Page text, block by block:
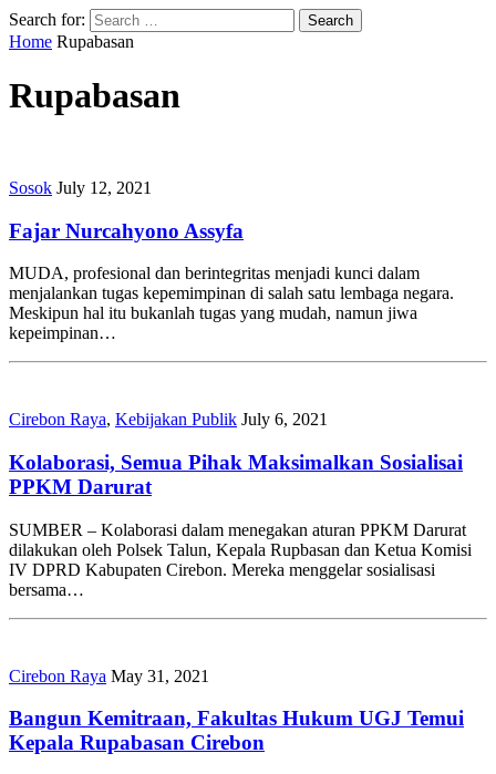
Search for:
Home Rupabasan
Rupabasan
Sosok July 12, 2021
Fajar Nurcahyono Assyfa
MUDA, profesional dan berintegritas menjadi kunci dalam
menjalankan tugas kepemimpinan di salah satu lembaga negara.
Meskipun hal itu bukanlah tugas yang mudah, namun jiwa
kepeimpinan…
Cirebon Raya, Kebijakan Publik July 6, 2021
Kolaborasi, Semua Pihak Maksimalkan Sosialisai
PPKM Darurat
SUMBER – Kolaborasi dalam menegakan aturan PPKM Darurat
dilakukan oleh Polsek Talun, Kepala Rupbasan dan Ketua Komisi
IV DPRD Kabupaten Cirebon. Mereka menggelar sosialisasi
bersama…
Cirebon Raya May 31, 2021
Bangun Kemitraan, Fakultas Hukum UGJ Temui
Kepala Rupabasan Cirebon